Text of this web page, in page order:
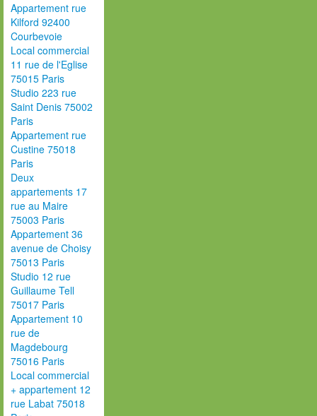
Appartement rue
Kilford 92400
Courbevoie
Local commercial
11 rue de l'Eglise
75015 Paris
Studio 223 rue
Saint Denis 75002
Paris
Appartement rue
Custine 75018
Paris
Deux
appartements 17
rue au Maire
75003 Paris
Appartement 36
avenue de Choisy
75013 Paris
Studio 12 rue
Guillaume Tell
75017 Paris
Appartement 10
rue de
Magdebourg
75016 Paris
Local commercial
+ appartement 12
rue Labat 75018